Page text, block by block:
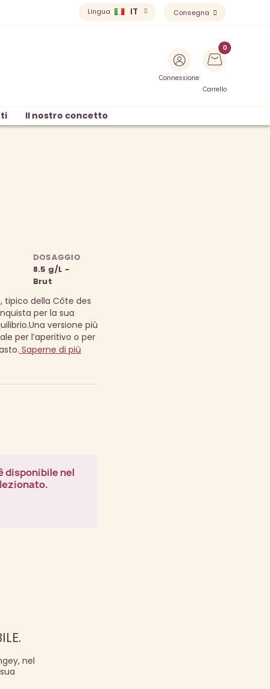
Lingua IT Consegna
Connessione
Carrello
Il nostro concetto
DOSAGGIO
8.5 g/L -
Brut
tipico della Côte des
per la sua
Una versione più
per l’aperitivo o per
Saperne di più
disponibile nel
nel